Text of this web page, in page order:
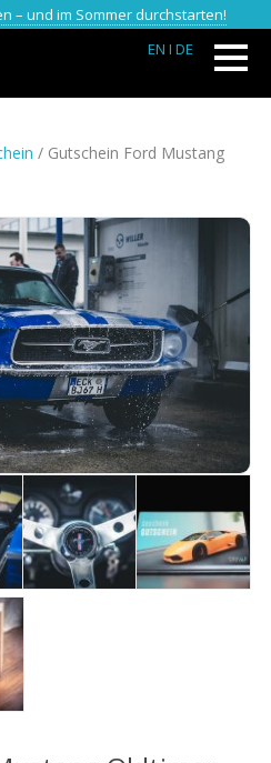
– und im Sommer durchstarten!
EN I DE
/ Gutschein Ford Mustang